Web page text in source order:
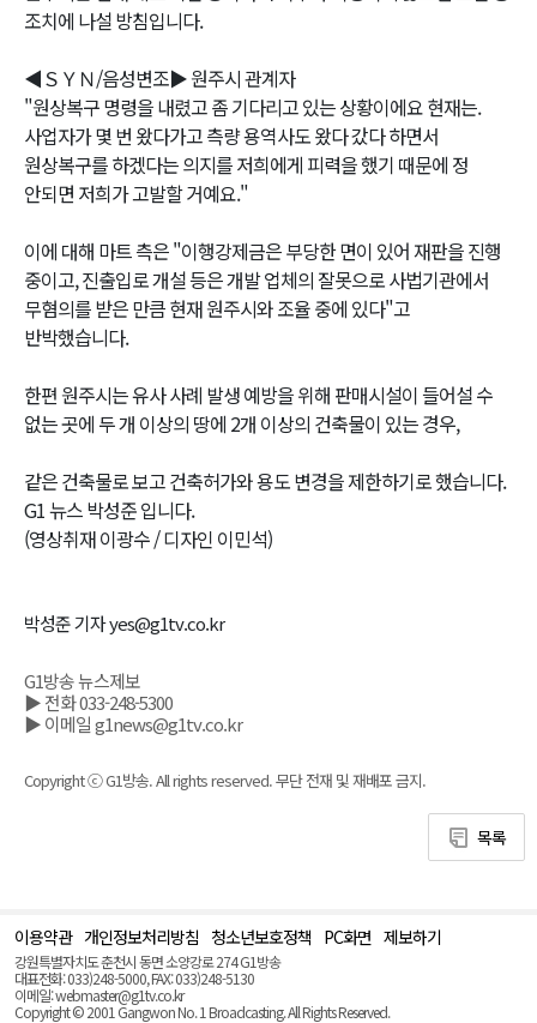
조치에 나설 방침입니다.
◀ＳＹＮ/음성변조▶ 원주시 관계자
"원상복구 명령을 내렸고 좀 기다리고 있는 상황이에요 현재는.
사업자가 몇 번 왔다가고 측량 용역사도 왔다 갔다 하면서
원상복구를 하겠다는 의지를 저희에게 피력을 했기 때문에 정
안되면 저희가 고발할 거예요."
이에 대해 마트 측은 "이행강제금은 부당한 면이 있어 재판을 진행
중이고, 진출입로 개설 등은 개발 업체의 잘못으로 사법기관에서
무혐의를 받은 만큼 현재 원주시와 조율 중에 있다"고
반박했습니다.
한편 원주시는 유사 사례 발생 예방을 위해 판매시설이 들어설 수
없는 곳에 두 개 이상의 땅에 2개 이상의 건축물이 있는 경우,
같은 건축물로 보고 건축허가와 용도 변경을 제한하기로 했습니다.
G1 뉴스 박성준 입니다.
(영상취재 이광수 / 디자인 이민석)
박성준 기자 yes@g1tv.co.kr
G1방송 뉴스제보
▶ 전화 033-248-5300
▶ 이메일 g1news@g1tv.co.kr
Copyright ⓒ G1방송. All rights reserved. 무단 전재 및 재배포 금지.
목록
이용약관 개인정보처리방침 청소년보호정책 PC화면 제보하기
강원특별자치도 춘천시 동면 소양강로 274 G1방송
대표전화: 033)248-5000, FAX: 033)248-5130
이메일: webmaster@g1tv.co.kr
Copyright © 2001 Gangwon No. 1 Broadcasting. All Rights Reserved.